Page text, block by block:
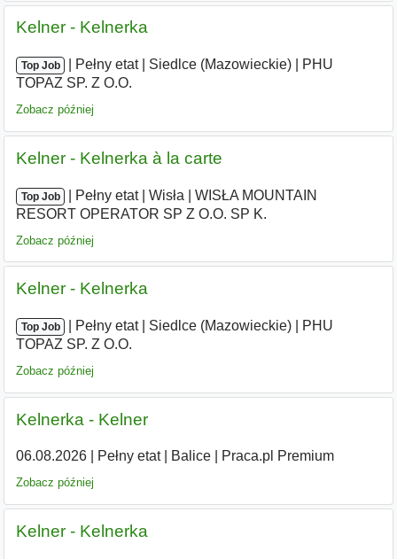
Kelner - Kelnerka
Top Job Pełny etat| Siedlce (Mazowieckie)
PHU
TOPAZ SP. Z O.O.
Zobacz później
Kelner - Kelnerka à la carte
Top Job Pełny etat| Wisła
WISŁA MOUNTAIN
RESORT OPERATOR SP Z O.O. SP K.
Zobacz później
Kelner - Kelnerka
Top Job Pełny etat| Siedlce (Mazowieckie)
PHU
TOPAZ SP. Z O.O.
Zobacz później
Kelnerka - Kelner
06.08.2026| Pełny etat| Balice| Praca.pl Premium
Zobacz później
Kelner - Kelnerka